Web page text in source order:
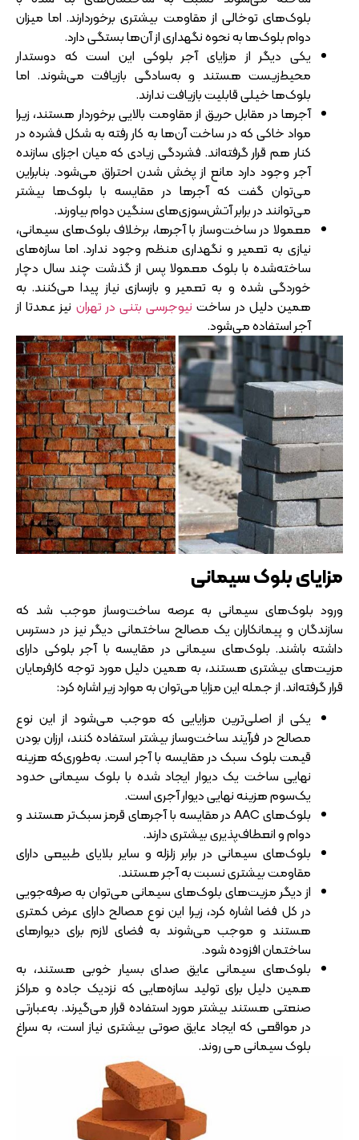
بلوک‌های توخالی از مقاومت بیشتری برخوردارند. اما میزان
دوام بلوک‌ها به نحوه نگهداری از آن‌ها بستگی دارد.
یکی دیگر از مزایای آجر بلوکی این است که دوستدار
محیط‌زیست هستند و به‌سادگی بازیافت می‌شوند. اما
بلوک‌ها خیلی قابلیت بازیافت ندارند.
آجرها در مقابل حریق از مقاومت بالایی برخوردار هستند، زیرا
مواد خاکی که در ساخت آن‌ها به کار رفته به شکل فشرده در
کنار هم قرار گرفته‌اند. فشردگی زیادی که میان اجزای سازنده
آجر وجود دارد مانع از پخش شدن احتراق می‌شود. بنابراین
می‌توان گفت که آجرها در مقایسه با بلوک‌ها بیشتر
می‌توانند در برابر آتش‌سوزی‌های سنگین دوام بیاورند.
معمولا در ساخت‌وساز با آجرها، برخلاف بلوک‌های سیمانی،
نیازی به تعمیر و نگهداری منظم وجود ندارد. اما سازه‌های
ساخته‌شده با بلوک معمولا پس از گذشت چند سال دچار
خوردگی شده و به تعمیر و بازسازی نیاز پیدا می‌کنند. به
همین دلیل در ساختنیوجرسی بتنی در تهران نیز عمدتا از
آجر استفاده می‌شود.
مزایای بلوک سیمانی
ورود بلوک‌های سیمانی به عرصه ساخت‌وساز موجب شد که
سازندگان و پیمانکاران یک مصالح ساختمانی دیگر نیز در دسترس
داشته باشند. بلوک‌های سیمانی در مقایسه با آجر بلوکی دارای
مزیت‌های بیشتری هستند، به همین دلیل مورد توجه کارفرمایان
قرار گرفته‌اند. از جمله این مزایا می‌توان به موارد زیر اشاره کرد:
یکی از اصلی‌ترین مزایایی که موجب می‌شود از این نوع
مصالح در فرآیند ساخت‌وساز بیشتر استفاده کنند، ارزان بودن
قیمت بلوک سبک در مقایسه با آجر است. به‌طوری‌که هزینه
نهایی ساخت یک دیوار ایجاد شده با بلوک سیمانی حدود
یک‌سوم هزینه نهایی دیوار آجری است.
بلوک‌های AAC در مقایسه با آجرهای قرمز سبک‌تر هستند و
دوام و انعطاف‌پذیری بیشتری دارند.
بلوک‌های سیمانی در برابر زلزله و سایر بلایای طبیعی دارای
مقاومت بیشتری نسبت به آجر هستند.
از دیگر مزیت‌های بلوک‌های سیمانی می‌توان به صرفه‌جویی
در کل فضا اشاره کرد، زیرا این نوع مصالح دارای عرض کمتری
هستند و موجب می‌شوند به فضای لازم برای دیوارهای
ساختمان افزوده شود.
بلوک‌های سیمانی عایق صدای بسیار خوبی هستند، به
همین دلیل برای تولید سازه‌هایی که نزدیک جاده و مراکز
صنعتی هستند بیشتر مورد استفاده قرار می‌گیرند. به‌عبارتی
در مواقعی که ایجاد عایق صوتی بیشتری نیاز است، به سراغ
بلوک سیمانی می روند.